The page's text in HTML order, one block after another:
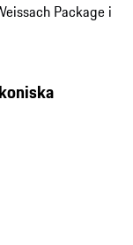
Package i